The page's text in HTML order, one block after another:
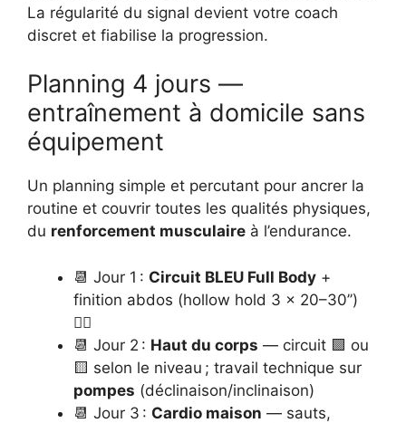
La régularité du signal devient votre coach
discret et fiabilise la progression.
Planning 4 jours —
entraînement à domicile sans
équipement
Un planning simple et percutant pour ancrer la
routine et couvrir toutes les qualités physiques,
du renforcement musculaire à l’endurance.
📆 Jour 1 : Circuit BLEU Full Body +
finition abdos (hollow hold 3 x 20–30’’)
😮‍💨
📆 Jour 2 : Haut du corps — circuit 🟩 ou
🟨 selon le niveau ; travail technique sur
pompes (déclinaison/inclinaison)
📆 Jour 3 : Cardio maison — sauts,